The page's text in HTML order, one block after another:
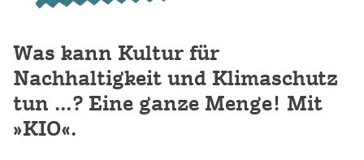
Was kann Kultur für
Nachhaltigkeit und Klimaschutz
tun …? Eine ganze Menge! Mit
»KIO«.